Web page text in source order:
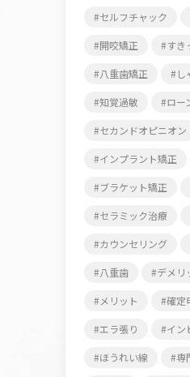
セルフチャック
開咬矯正 すき
八重歯矯正 し
知覚過敏 ロー
セカンドオピニオン
インプラント矯正
ブラケット矯正
セラミック治療
カウンセリング
八重歯 デメリ
メリット 確定
エラ張り イン
ほうれい線 専